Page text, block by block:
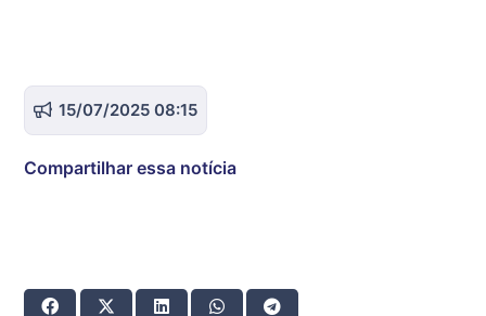
15/07/2025 08:15
Compartilhar essa notícia